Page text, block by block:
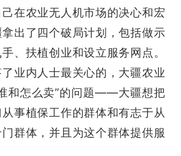
在农业无人机市场的决心和宏
拿出了四个破局计划，包括做示
、扶植创业和设立服务网点。
业内人士最关心的，大疆农业
和怎么卖”的问题——大疆想把
事植保工作的群体和有志于从
群体，并且为这个群体提供服